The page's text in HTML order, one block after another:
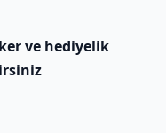
ve hediyelik